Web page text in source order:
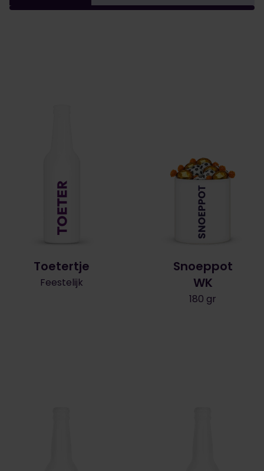
Toetertje
Feestelijk
Snoeppot
WK
180 gr